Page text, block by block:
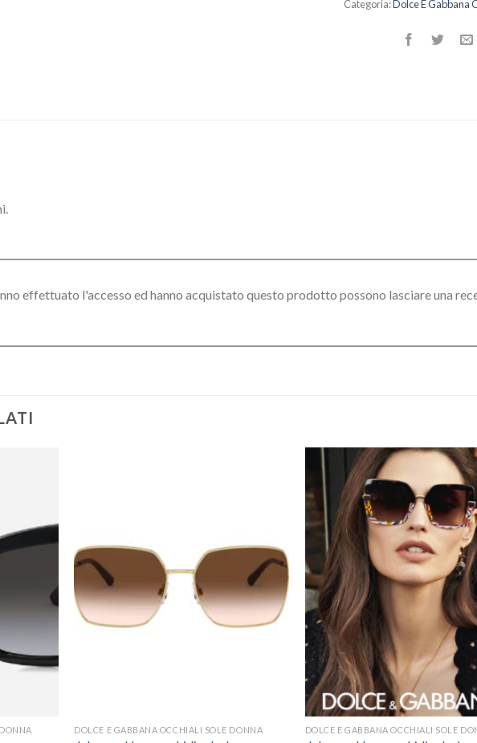
Categoria:Dolce E Gabbana
effettuato l'accesso ed hanno acquistato questo prodotto possono lasciare una
DOLCE E GABBANA OCCHIALI SOLE DONNA DOLCE E GABBANA OCCHIALI SOLE